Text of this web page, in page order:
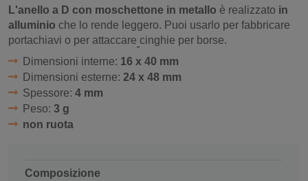
L'anello a D con moschettone in metallo è realizzato in
alluminio che lo rende leggero. Puoi usarlo per fabbricare
portachiavi o per attaccare cinghie per borse.
Dimensioni interne: 16 x 40 mm
Dimensioni esterne: 24 x 48 mm
Spessore: 4 mm
Peso: 3 g
non ruota
Composizione